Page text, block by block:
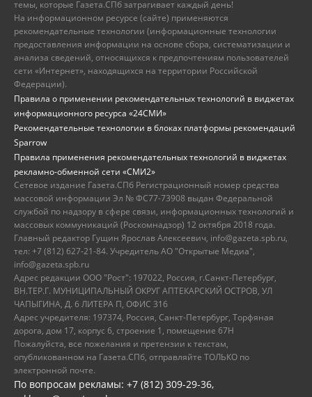
темы, которые Газета.СПб затрагивает каждый день!
На информационном ресурсе (сайте) применяются
рекомендательные технологии (информационные технологии
предоставления информации на основе сбора, систематизации и
анализа сведений, относящихся к предпочтениям пользователей
сети «Интернет», находящихся на территории Российской
Федерации).
Правила о применении рекомендательных технологий в виджетах
информационного ресурса «24СМИ»
Рекомендательные технологии в блоках платформы рекомендаций
Sparrow
Правила применения рекомендательных технологий в виджетах
рекламно-обменной сети «СМИ2»
Сетевое издание Газета.СПб Регистрационный номер средства
массовой информации Эл № ФС77-73908 выдан Федеральной
службой по надзору в сфере связи, информационных технологий и
массовых коммуникаций (Роскомнадзор) 12 октября 2018 года.
Главный редактор Гущин Ярослав Алексеевич, info@gazeta.spb.ru,
тел: +7 (812) 627-21-84. Учредитель АО "Открытые Медиа",
info@gazeta.spb.ru
Адрес редакции ООО "Рост": 197022, Россия, г.Санкт-Петербург,
ВН.ТЕР.Г. МУНИЦИПАЛЬНЫЙ ОКРУГ АПТЕКАРСКИЙ ОСТРОВ, УЛ
ЧАПЫГИНА, Д. 6 ЛИТЕРА П, ОФИС 316
Адрес учредителя: 197374, Россия, Санкт-Петербург, Торфяная
дорога, дом 17, корпус 6, строение 1, помещение 67Н
Пожалуйста, все пожелания и претензии к текстам,
опубликованном на Газета.СПб, отправляйте ТОЛЬКО по
электронной почте.
По вопросам рекламы: +7 (812) 309-29-36,